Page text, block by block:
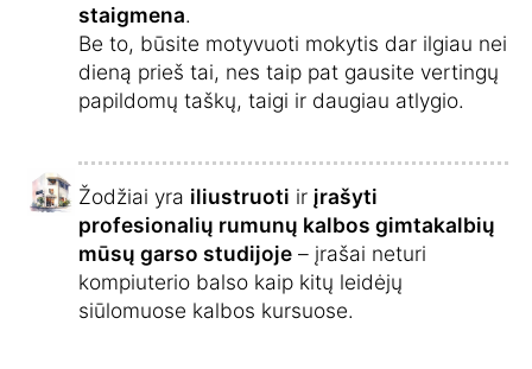
staigmena.
Be to, būsite motyvuoti mokytis dar ilgiau nei
dieną prieš tai, nes taip pat gausite vertingų
papildomų taškų, taigi ir daugiau atlygio.
Žodžiai yra iliustruoti ir įrašyti
profesionalių rumunų kalbos gimtakalbių
mūsų garso studijoje – įrašai neturi
kompiuterio balso kaip kitų leidėjų
siūlomuose kalbos kursuose.